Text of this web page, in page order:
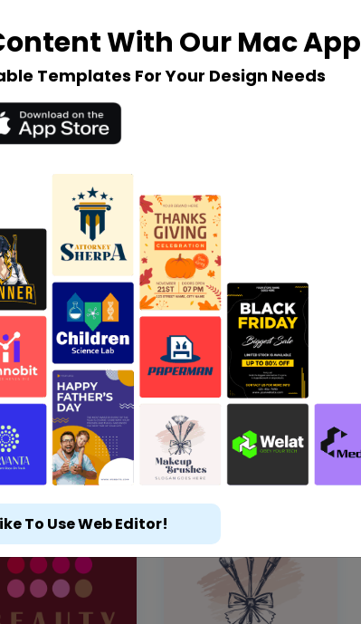
With Our Mac App
Templates For Your Design Needs
To Use Web Editor!